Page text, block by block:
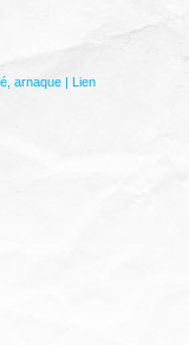
, arnaque| Lien